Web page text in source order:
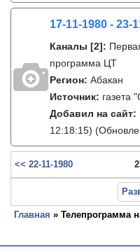
17-11-1980 - 23-
Каналы [2]:
программа ЦТ
Регион: Абакан
Источник: газета
Добавил на сайт:
12:18:15)
<< 22-11-1980
Главная » Телепрограмма